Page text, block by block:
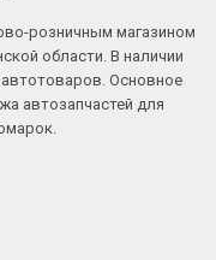
розничным магазином
области. В наличии
Основное
автозапчастей для